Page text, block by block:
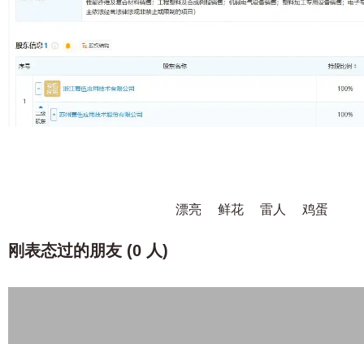
漂亮 鲜花 雷人 鸡蛋
刚表态过的朋友 (0 人)